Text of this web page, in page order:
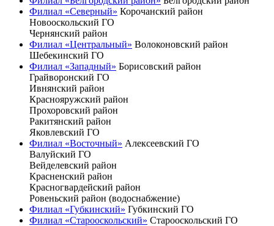
Филиал «Северный» Корочанский район
Новооскольский ГО
Чернянский район
Филиал «Центральный» Волоконовский район
Шебекинский ГО
Филиал «Западный» Борисовский район
Грайворонский ГО
Ивнянский район
Краснояружский район
Прохоровский район
Ракитянский район
Яковлевский ГО
Филиал «Восточный» Алексеевский ГО
Валуйский ГО
Вейделевский район
Красненский район
Красногвардейский район
Ровеньский район (водоснабжение)
Филиал «Губкинский» Губкинский ГО
Филиал «Старооскольский» Старооскольский ГО